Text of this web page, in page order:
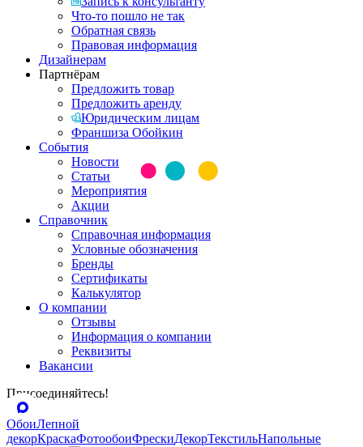
Что-то пошло не так
Обратная связь
Правовая информация
Дизайнерам
Партнёрам
Предложить товар
Предложить аренду
Юридическим лицам
Франшиза Обойкин
События
Новости
Статьи
Мероприятия
Акции
Справочник
Справочная информация
Условные обозначения
Бренды
Сертификаты
Калькулятор
О компании
Отзывы
Информация о компании
Реквизиты
Вакансии
Присоединяйтесь!
ОбоиЛепной
декорКраскаФотообоиФрескиДекорТекстильНапольные